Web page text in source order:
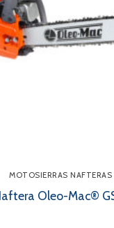
MOTOSIERRAS NAFTERAS
Oleo-Mac®